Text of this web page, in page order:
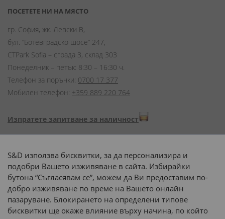
ПОСЕТЕТЕ НИ НА МЯСТО
гр. София, жк. Левски В,
бул. “Ботевградско шосе” 247,
CTPark Sofia – сграда 3, склад 303
Понеделник – петък: 8:30 – 16:30 ч.
Телефон за поръчки: 0700 17 377
Мобилен телефон: +359 889 220 764
Изпратете запитване за наличност
Начини на плащане:
Доставка до адрес с:
S&D използва бисквитки, за да персонализира и
подобри Вашето изживяване в сайта. Избирайки
бутона “Съгласявам се”, можем да Ви предоставим по-
добро изживяване по време на Вашето онлайн
пазаруване. Блокирането на определени типове
бисквитки ще окаже влияние върху начина, по който